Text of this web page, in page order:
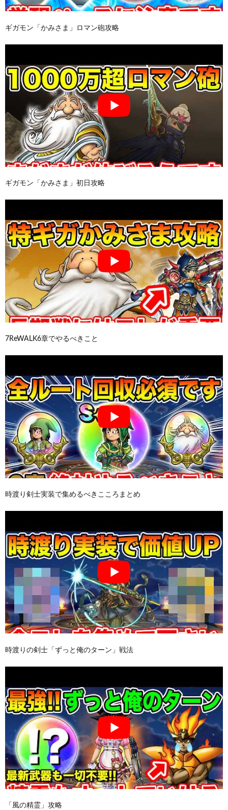
ギガモン「かみさま」ロマン砲攻略
ギガモン「かみさま」初日攻略
7ReWALK6章でやるべきこと
時渡り剣士実装で集めるべきこころまとめ
時渡りの剣士「ずっと俺のターン」戦法
「風の精霊」攻略